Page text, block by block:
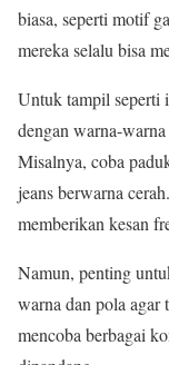
biasa, seperti motif
mereka selalu bisa
Untuk tampil seperti
dengan warna-
Misalnya, coba
jeans berwarna
memberikan kesan
Namun, penting
warna dan pola agar
mencoba berbagai